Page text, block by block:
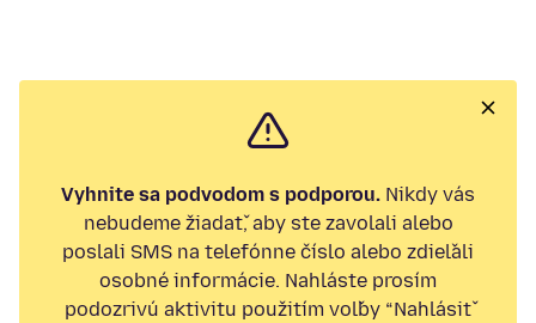
Vyhnite sa podvodom s podporou. Nikdy vás
nebudeme žiadať, aby ste zavolali alebo
poslali SMS na telefónne číslo alebo zdieľali
osobné informácie. Nahláste prosím
podozrivú aktivitu použitím voľby “Nahlásiť